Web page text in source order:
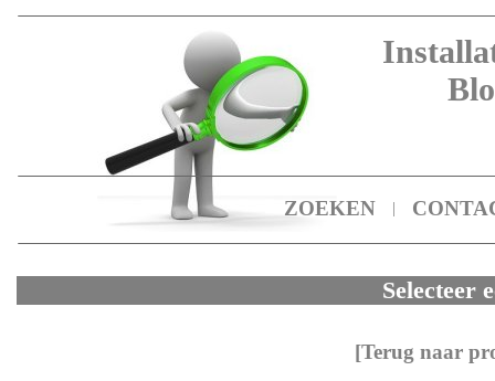
ZOEKEN |
Selecteer
[Terug naar